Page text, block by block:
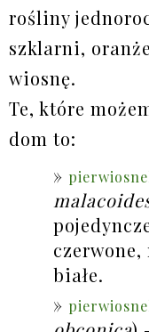
rośliny
szklarni,
wiosnę.
Te, które
dom to:
białe.